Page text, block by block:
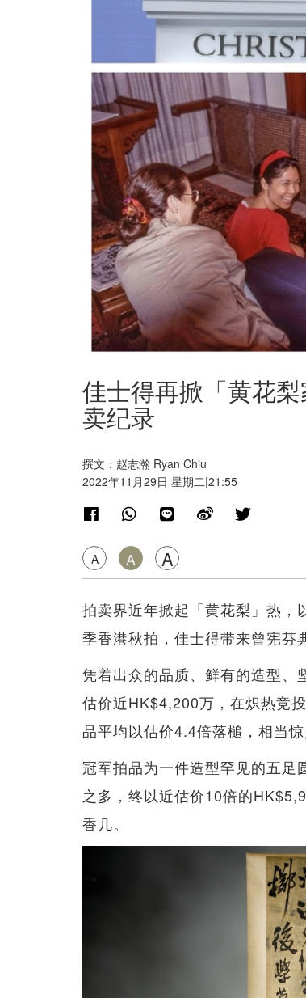
佳士得再掀「黄花
卖纪录
撰文：赵志瀚 Ryan Chiu
2022年11月29日 星期二|21:55
A A A
拍卖界近年掀起「黄花梨」热，
季香港秋拍，佳士得带来曾宪芬
凭着出众的品质、鲜有的造型、
估价近HK$4,200万，在炽热竞
品平均以估价4.4倍落槌，相当
冠军拍品为一件造型罕见的五足
之多，终以近估价10倍的
香几。